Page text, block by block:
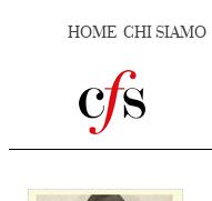
HOME CHI SIAMO